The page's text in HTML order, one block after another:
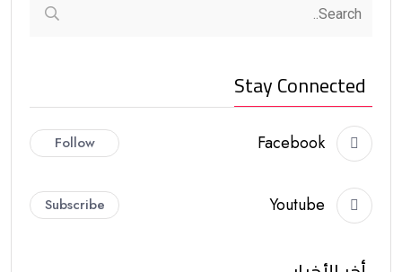
Stay Connected
Facebook
Follow
Youtube
Subscribe